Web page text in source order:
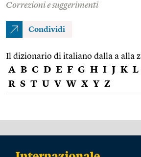
Correzioni e suggerimenti
Condividi
Il dizionario di italiano dalla a alla z
A B C D E F G H I J K L
R S T U V W X Y Z